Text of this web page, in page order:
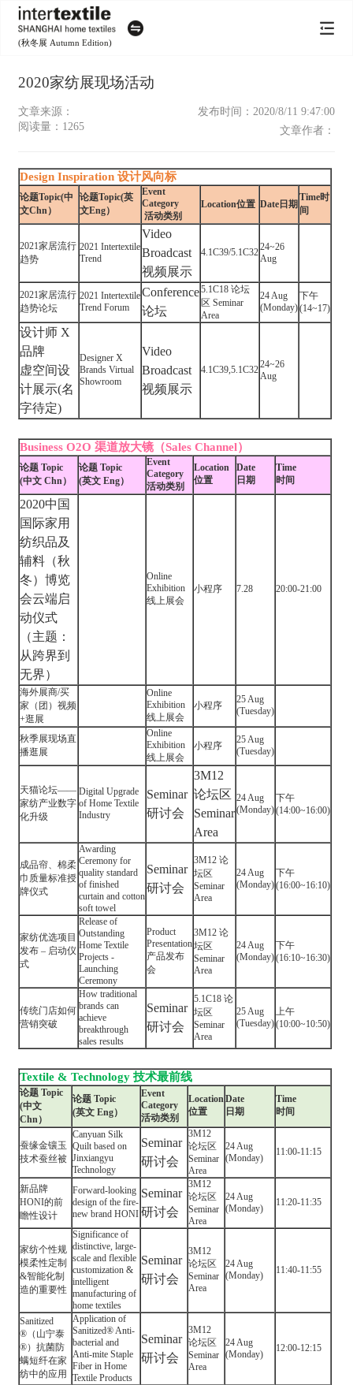
(秋冬展 Autumn Edition)
2020家纺展现场活动
文章来源：
发布时间：2020/8/11 9:47:00
阅读量： 1265 文章作者：
Design Inspiration 设计风向标
论题Topic(中
文Chn）
论题Topic(英
文Eng）
Event
Category
活动类别
Location位置 Date日期
Time时
间
2021家居流行
趋势
2021 Intertextile
Trend
Video
Broadcast
视频展示
4.1C39/5.1C3224~26
Aug
2021家居流行
趋势论坛
2021 Intertextile
Trend Forum
Conference
论坛
5.1C18 论坛
区 Seminar
Area
24 Aug
(Monday)
下午
(14~17)
设计师 X
品牌
虚空间设
计展示(名
字待定)
Designer X
Brands Virtual
Showroom
Video
Broadcast
视频展示
4.1C39,5.1C3224~26
Aug
Business O2O 渠道放大镜（Sales Channel）
论题 Topic
(中文 Chn）
论题 Topic
(英文 Eng）
Event
Category
活动类别
Location
位置
Date
日期
Time
时间
2020中国
国际家用
纺织品及
辅料（秋
冬）博览
会云端启
动仪式
（主题：
从跨界到
无界）
Online
Exhibition
线上展会
小程序 7.28 20:00-21:00
海外展商/买
家（团）视频
+逛展
Online
Exhibition
线上展会
小程序
25 Aug
(Tuesday)
秋季展现场直
播逛展
Online
Exhibition
线上展会
小程序
25 Aug
(Tuesday)
天猫论坛——
家纺产业数字
化升级
Digital Upgrade
of Home Textile
Industry
Seminar
研讨会
3M12
论坛区
Seminar
Area
24 Aug
(Monday)
下午
(14:00~16:00)
成品帘、棉柔
巾质量标准授
牌仪式
Awarding
Ceremony for
quality standard
of finished
curtain and cotton
soft towel
Seminar
研讨会
3M12 论
坛区
Seminar
Area
24 Aug
(Monday)
下午
(16:00~16:10)
家纺优选项目
发布 – 启动仪
式
Release of
Outstanding
Home Textile
Projects -
Launching
Ceremony
Product
Presentation
产品发布
会
3M12 论
坛区
Seminar
Area
24 Aug
(Monday)
下午
(16:10~16:30)
传统门店如何
营销突破
How traditional
brands can
achieve
breakthrough
sales results
Seminar
研讨会
5.1C18 论
坛区
Seminar
Area
25 Aug
(Tuesday)
上午
(10:00~10:50)
Textile & Technology 技术最前线
论题 Topic
(中文
Chn）
论题 Topic
(英文 Eng）
Event
Category
活动类别
Location
位置
Date
日期
Time
时间
蚕缘金镶玉
技术蚕丝被
Canyuan Silk
Quilt based on
Jinxiangyu
Technology
Seminar
研讨会
3M12
论坛区
Seminar
Area
24 Aug
(Monday)
11:00-11:15
新品牌
HONI的前
瞻性设计
Forward-looking
design of the fire-
new brand HONI
Seminar
研讨会
3M12
论坛区
Seminar
Area
24 Aug
(Monday)
11:20-11:35
家纺个性规
模柔性定制
&智能化制
造的重要性
Significance of
distinctive, large-
scale and flexible
customization &
intelligent
manufacturing of
home textiles
Seminar
研讨会
3M12
论坛区
Seminar
Area
24 Aug
(Monday)
11:40-11:55
Sanitized
®️（山宁泰
®）抗菌防
螨短纤在家
纺中的应用
Application of
Sanitized® Anti-
bacterial and
Anti-mite Staple
Fiber in Home
Textile Products
Seminar
研讨会
3M12
论坛区
Seminar
Area
24 Aug
(Monday)
12:00-12:15